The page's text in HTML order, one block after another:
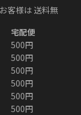
客様は 送料無
宅配便
500円
500円
500円
500円
500円
500円